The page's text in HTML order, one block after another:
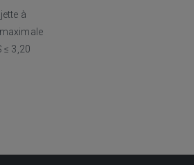
à
≤ 3,20